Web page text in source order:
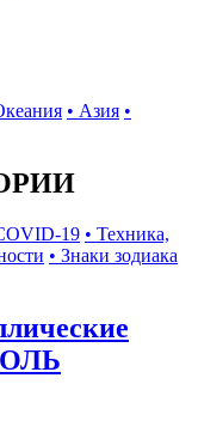
• Азия •
19 • Техника,
• Знаки зодиака